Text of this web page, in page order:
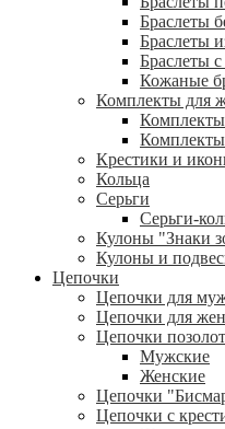
Браслеты
Браслеты
Браслеты
Кожаные
Комплекты для
Комплекты
Крестики и
Кольца
Серьги
Серьги-
Кулоны "Знаки
Кулоны и
Цепочки
Цепочки для
Цепочки для
Цепочки
Мужские
Женские
Цепочки
Цепочки с